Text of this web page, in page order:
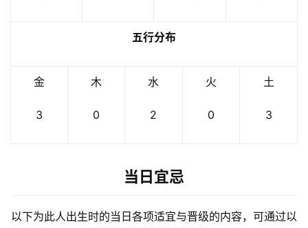
五行分布
金
3
木
0
水
2
火
0
土
3
当日宜忌
以下为此人出生时的当日各项适宜与晋级的内容，可通过以